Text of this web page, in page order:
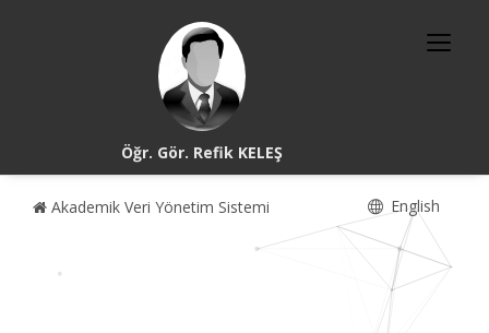
Öğr. Gör. Refik KELEŞ
Akademik Veri Yönetim Sistemi English